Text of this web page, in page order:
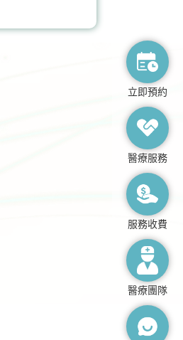
立即預約
醫療服務
服務收費
醫療團隊